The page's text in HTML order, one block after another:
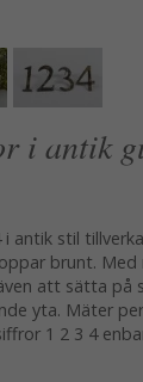
i antik
antik stil
brunt.
att sätta på
yta. Mäter
1 2 3 4